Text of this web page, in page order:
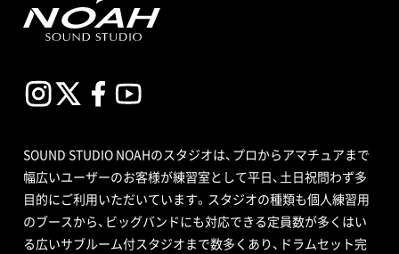
SOUND STUDIO NOAHのスタジオは、プロからアマチュアまで
幅広いユーザーのお客様が練習室として平日、土日祝問わず多
目的にご利用いただいています。スタジオの種類も個人練習用
のブースから、ビッグバンドにも対応できる定員数が多くはい
る広いサブルーム付スタジオまで数多くあり、ドラムセット完